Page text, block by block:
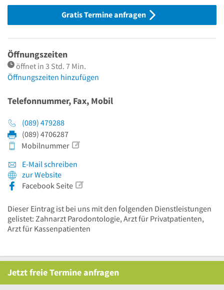
Gratis Termine anfragen
Öffnungszeiten
öffnet in 3 Std. 7 Min.
Öffnungszeiten hinzufügen
Telefonnummer, Fax, Mobil
(089) 479288
(089) 4706287
Mobilnummer
E-Mail schreiben
zur Website
Facebook Seite
Dieser Eintrag ist bei uns mit den folgenden Dienstleistungen
gelistet: Zahnarzt Parodontologie, Arzt für Privatpatienten,
Arzt für Kassenpatienten
JetztfreieTermine anfragen